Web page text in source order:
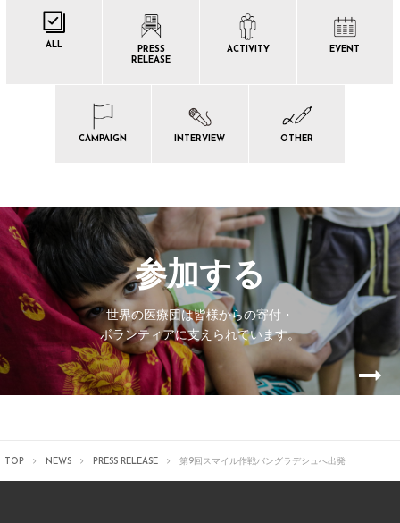
ALL
PRESS
RELEASE
ACTIVITY EVENT
CAMPAIGN INTERVIEW OTHER
参加する
世界の医療団は皆様からの寄付・
ボランティアに支えられています。
TOP NEWS PRESS RELEASE 第9回スマイル作戦バングラデシュへ出発